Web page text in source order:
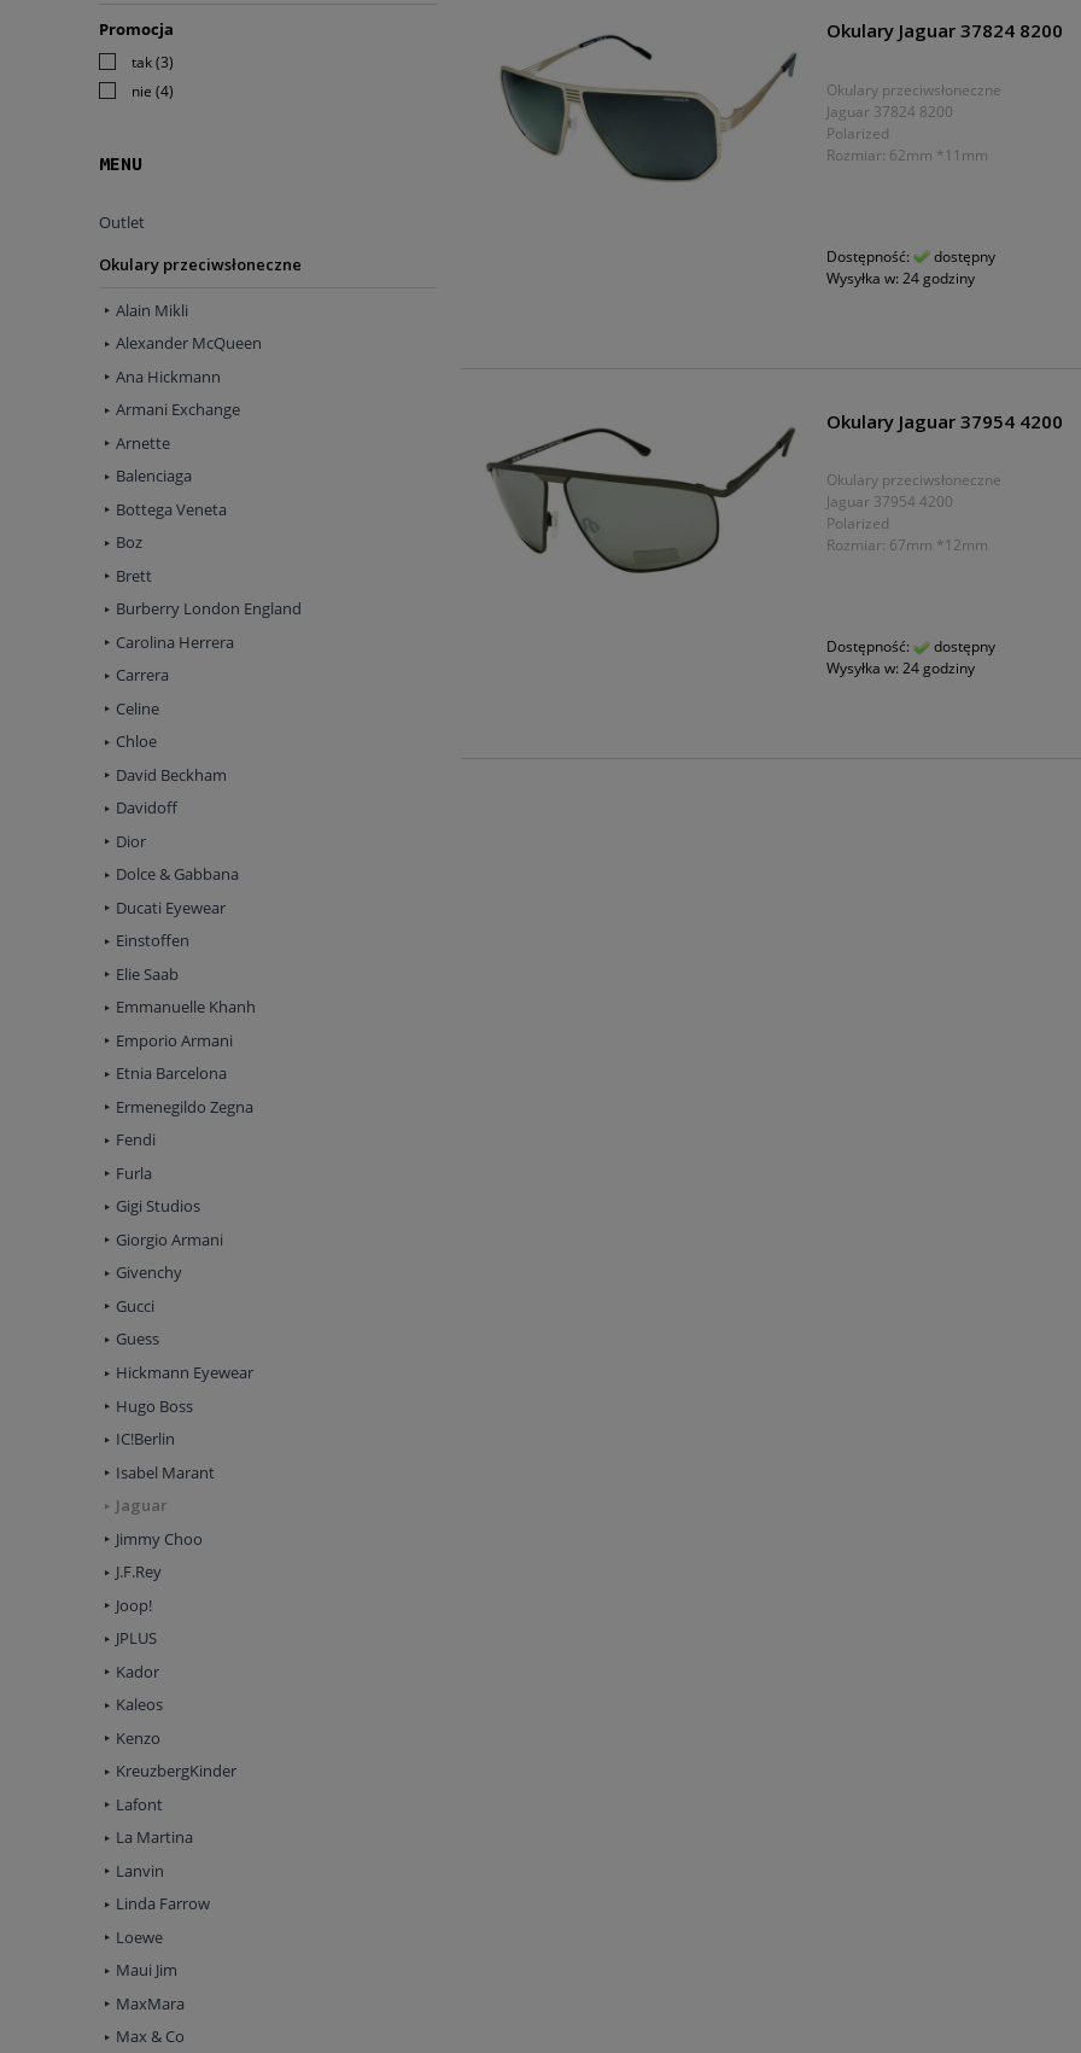
Promocja
tak(3)
nie (4)
MENU
Outlet
Okulary przeciwsłoneczne
Alain Mikli
Alexander McQueen
Ana Hickmann
Armani Exchange
Arnette
Balenciaga
Bottega Veneta
Boz
Brett
Burberry London England
Carolina Herrera
Carrera
Celine
Chloe
David Beckham
Davidoff
Dior
Dolce & Gabbana
Ducati Eyewear
Einstoffen
Elie Saab
Emmanuelle Khanh
Emporio Armani
Etnia Barcelona
Ermenegildo Zegna
Fendi
Furla
Gigi Studios
Giorgio Armani
Givenchy
Gucci
Guess
Hickmann Eyewear
Hugo Boss
IC!Berlin
Isabel Marant
Jaguar
Jimmy Choo
J.F.Rey
Joop!
JPLUS
Kador
Kaleos
Kenzo
KreuzbergKinder
Lafont
La Martina
Lanvin
Linda Farrow
Loewe
Maui Jim
MaxMara
Max & Co
Okulary Jaguar 37824 8200
Okulary przeciwsłoneczne
Jaguar 37824 8200
Polarized
Rozmiar: 62mm *11mm
Dostępność:
dostępny
Wysyłka w: 24 godziny
Okulary Jaguar 37954 4200
Okulary przeciwsłoneczne
Jaguar 37954 4200
Polarized
Rozmiar: 67mm *12mm
Dostępność:
dostępny
Wysyłka w: 24 godziny